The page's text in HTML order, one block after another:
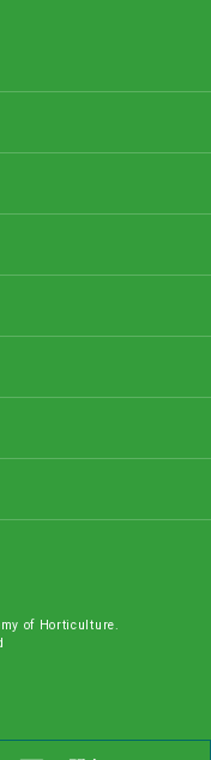
of Horticulture.